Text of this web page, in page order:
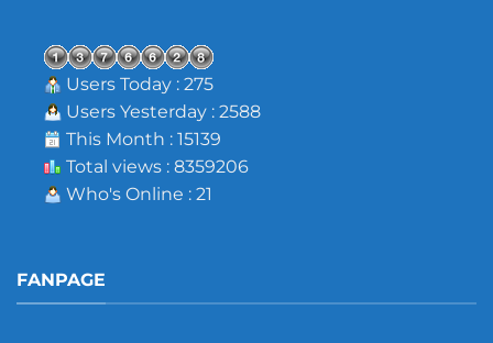
Users Today : 275
Users Yesterday : 2588
This Month : 15139
Total views : 8359206
Who's Online : 21
FANPAGE